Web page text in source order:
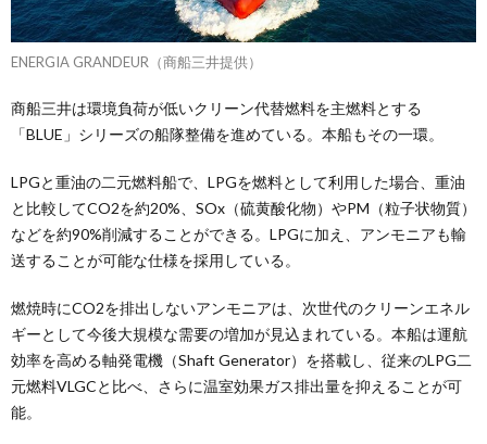
ENERGIA GRANDEUR（商船三井提供）
商船三井は環境負荷が低いクリーン代替燃料を主燃料とする
「BLUE」シリーズの船隊整備を進めている。本船もその一環。
LPGと重油の二元燃料船で、LPGを燃料として利用した場合、重油
と比較してCO2を約20%、SOx（硫黄酸化物）やPM（粒子状物質）
などを約90%削減することができる。LPGに加え、アンモニアも輸
送することが可能な仕様を採用している。
燃焼時にCO2を排出しないアンモニアは、次世代のクリーンエネル
ギーとして今後大規模な需要の増加が見込まれている。本船は運航
効率を高める軸発電機（Shaft Generator）を搭載し、従来のLPG二
元燃料VLGCと比べ、さらに温室効果ガス排出量を抑えることが可
能。